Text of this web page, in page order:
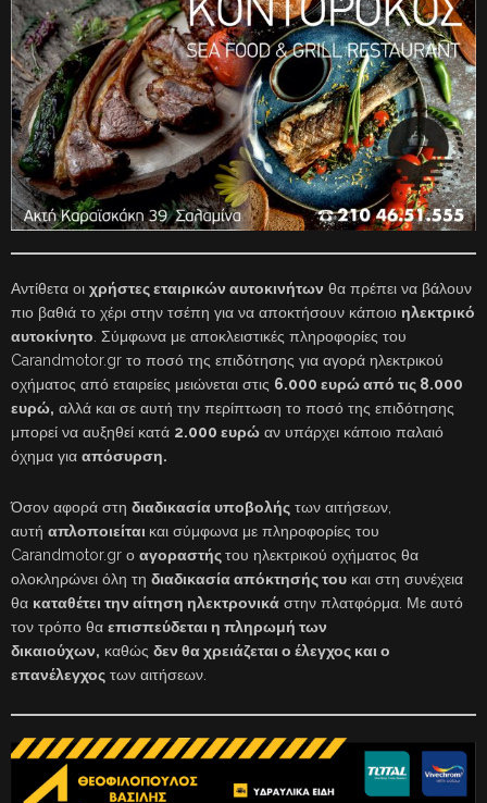
Αντίθετα οι χρήστες εταιρικών αυτοκινήτων θα πρέπει να βάλουν
πιο βαθιά το χέρι στην τσέπη για να αποκτήσουν κάποιο ηλεκτρικό
αυτοκίνητο . Σύμφωνα με αποκλειστικές πληροφορίες του
Carandmotor.gr το ποσό της επιδότησης για αγορά ηλεκτρικού
οχήματος από εταιρείες μειώνεται στις 6.000 ευρώ από τις 8.000
ευρώ, αλλά και σε αυτή την περίπτωση το ποσό της επιδότησης
μπορεί να αυξηθεί κατά 2.000 ευρώ αν υπάρχει κάποιο παλαιό
όχημα για απόσυρση.
Όσον αφορά στη διαδικασία υποβολής των αιτήσεων,
αυτή απλοποιείται και σύμφωνα με πληροφορίες του
Carandmotor.gr ο αγοραστήςτου ηλεκτρικού οχήματος θα
ολοκληρώνει όλη τη διαδικασία απόκτησής του και στη συνέχεια
θα καταθέτει την αίτηση ηλεκτρονικά στην πλατφόρμα. Με αυτό
τον τρόπο θα επισπεύδεται η πληρωμή των
δικαιούχων, καθώς δεν θα χρειάζεται ο έλεγχος και ο
επανέλεγχος των αιτήσεων.